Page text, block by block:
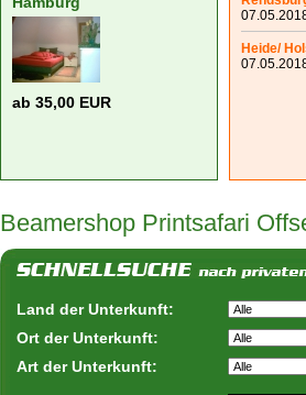
ab 35,00 EUR
Heide/
Beamershop Printsafari
Land der Unterkunft:
Ort der Unterkunft:
Art der Unterkunft: